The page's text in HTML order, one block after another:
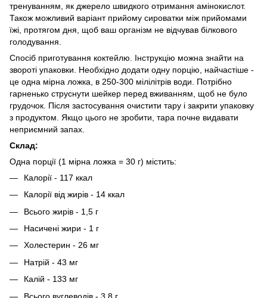
тренуванням, як джерело швидкого отримання амінокислот.
Також можливий варіант прийому сироватки між прийомами
їжі, протягом дня, щоб ваш організм не відчував білкового
голодування.
Спосіб приготування коктейлю. Інструкцію можна знайти на
звороті упаковки. Необхідно додати одну порцію, найчастіше -
це одна мірна ложка, в 250-300 мілілітрів води. Потрібно
гарненько струснути шейкер перед вживанням, щоб не було
грудочок. Після застосування очистити тару і закрити упаковку
з продуктом. Якщо цього не зробити, тара почне видавати
неприємний запах.
Cклад:
Одна порції (1 мірна ложка = 30 г) містить:
Калорії - 117 ккал
Калорії від жирів - 14 ккал
Всього жирів - 1,5 г
Насичені жири - 1 г
Холестерин - 26 мг
Натрій - 43 мг
Калій - 133 мг
Всього вуглеводів - 3,8 г